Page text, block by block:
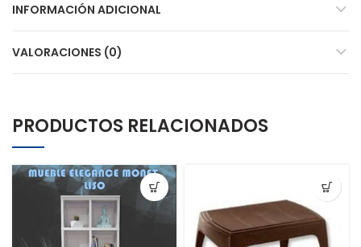
INFORMACIÓN ADICIONAL
VALORACIONES (0)
PRODUCTOS RELACIONADOS